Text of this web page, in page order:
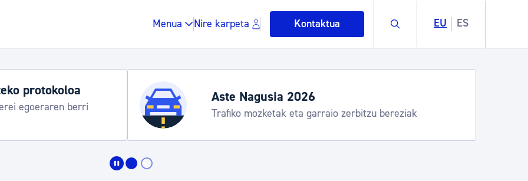
Menua Nire karpeta Kontaktua Buscar EU ES
Udako ordutegiak eta zerbitzuak
Udalinfo, Donostia Kirola, Donostia Kultura, San Telmo,
Urgull, Hondalea, Turismoa